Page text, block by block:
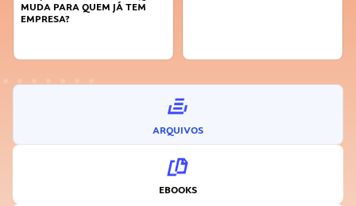
ARQUIVOS
EBOOKS